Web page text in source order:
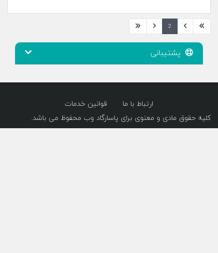
2
پشتیبانی
ارتباط با ما
قوانین خدمات
کلیه حقوق مادی و معنوی برای پاسارگاد وب محفوظ می باشد.